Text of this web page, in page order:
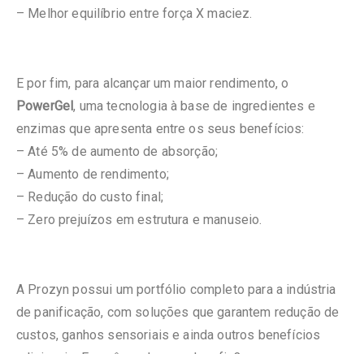
– Melhor equilíbrio entre força X maciez.
E por fim, para alcançar um maior rendimento, o
PowerGel, uma tecnologia à base de ingredientes e
enzimas que apresenta entre os seus benefícios:
– Até 5% de aumento de absorção;
– Aumento de rendimento;
– Redução do custo final;
– Zero prejuízos em estrutura e manuseio.
A Prozyn possui um portfólio completo para a indústria
de panificação, com soluções que garantem redução de
custos, ganhos sensoriais e ainda outros benefícios